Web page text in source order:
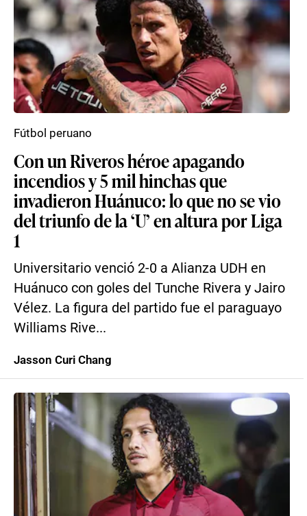
Con un Riveros héroe apagando
incendios y 5 mil hinchas que
invadieron Huánuco: lo que no se vio
del triunfo de la ‘U’ en altura por Liga
1
Universitario venció 2-0 a Alianza UDH en
Huánuco con goles del Tunche Rivera y Jairo
Vélez. La figura del partido fue el paraguayo
Williams Rive...
Fútbol peruano
Jasson Curi Chang